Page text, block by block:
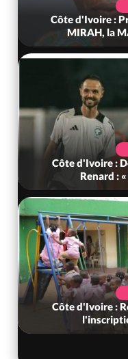
Côte d'Ivoire :
MIRAH, la
Côte d'Ivoire :
Renard :
Côte d'Ivoire :